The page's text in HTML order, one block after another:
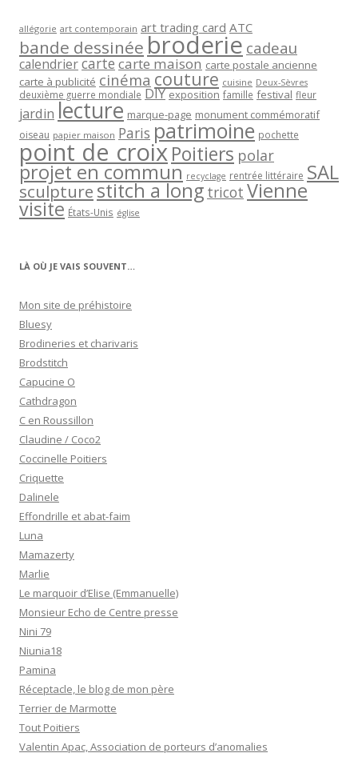
allégorie art contemporain art trading card ATC
bande dessinée broderie cadeau
calendriercartecarte maison carte postale ancienne
carte à publicité cinéma couture cuisine Deux-Sèvres
deuxième guerre mondiale DIY exposition famille festival fleur
jardin lecture marque-page monument commémoratif
oiseau papier maison Paris patrimoine pochette
point de croixPoitiers polar
projet en commun recyclage rentrée littéraire SAL
sculpturestitch a long tricot Vienne
visite États-Unis église
LÀ OÙ JE VAIS SOUVENT…
Mon site de préhistoire
Bluesy
Brodineries et charivaris
Brodstitch
Capucine O
Cathdragon
C en Roussillon
Claudine / Coco2
Coccinelle Poitiers
Criquette
Dalinele
Effondrille et abat-faim
Luna
Mamazerty
Marlie
Le marquoir d’Elise (Emmanuelle)
Monsieur Echo de Centre presse
Nini 79
Niunia18
Pamina
Réceptacle, le blog de mon père
Terrier de Marmotte
Tout Poitiers
Valentin Apac, Association de porteurs d’anomalies